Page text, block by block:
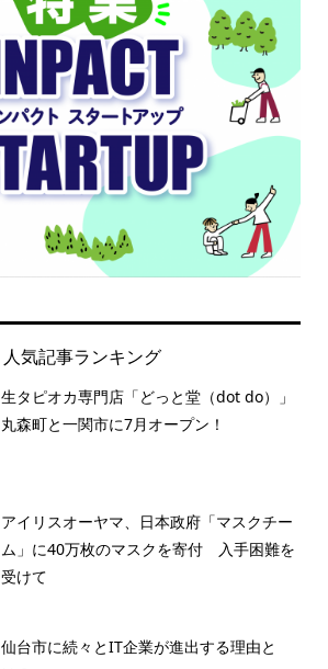
人気記事ランキング
生タピオカ専門店「どっと堂（dot do）」
丸森町と一関市に7月オープン！
アイリスオーヤマ、日本政府「マスクチー
ム」に40万枚のマスクを寄付 入手困難を
受けて
仙台市に続々とIT企業が進出する理由と